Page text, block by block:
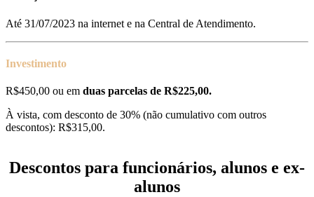
Até 31/07/2023 na internet e na Central de Atendimento.
Investimento
R$450,00 ou em duas parcelas de R$225,00.
À vista, com desconto de 30% (não cumulativo com outros
descontos): R$315,00.
Descontos para funcionários, alunos e ex-
alunos